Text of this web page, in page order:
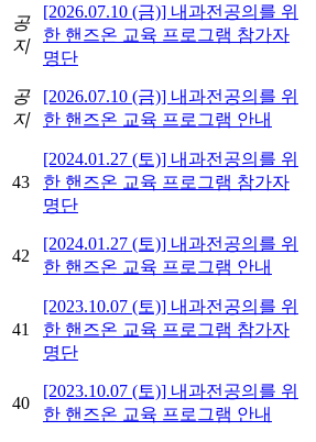
공
지
[2026.07.10 (금)] 내과전공의를 위
한 핸즈온 교육 프로그램 참가자
명단
공
지
[2026.07.10 (금)] 내과전공의를 위
한 핸즈온 교육 프로그램 안내
43
[2024.01.27 (토)] 내과전공의를 위
한 핸즈온 교육 프로그램 참가자
명단
42
[2024.01.27 (토)] 내과전공의를 위
한 핸즈온 교육 프로그램 안내
41
[2023.10.07 (토)] 내과전공의를 위
한 핸즈온 교육 프로그램 참가자
명단
40
[2023.10.07 (토)] 내과전공의를 위
한 핸즈온 교육 프로그램 안내